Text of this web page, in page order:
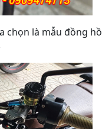
chọn là mẫu đồng hồ